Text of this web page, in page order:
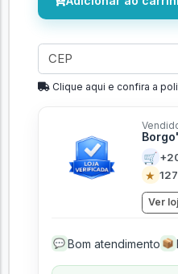
Clique aqui e confira a
🛒
★ 127
Ver
💬 Bom atendimento 📦